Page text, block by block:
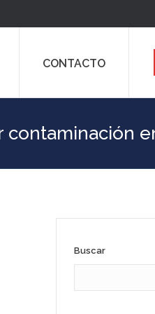
CONTACTO
contaminación
Buscar